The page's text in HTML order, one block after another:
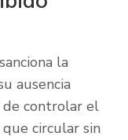
la
ausencia
de controlar el
circular sin